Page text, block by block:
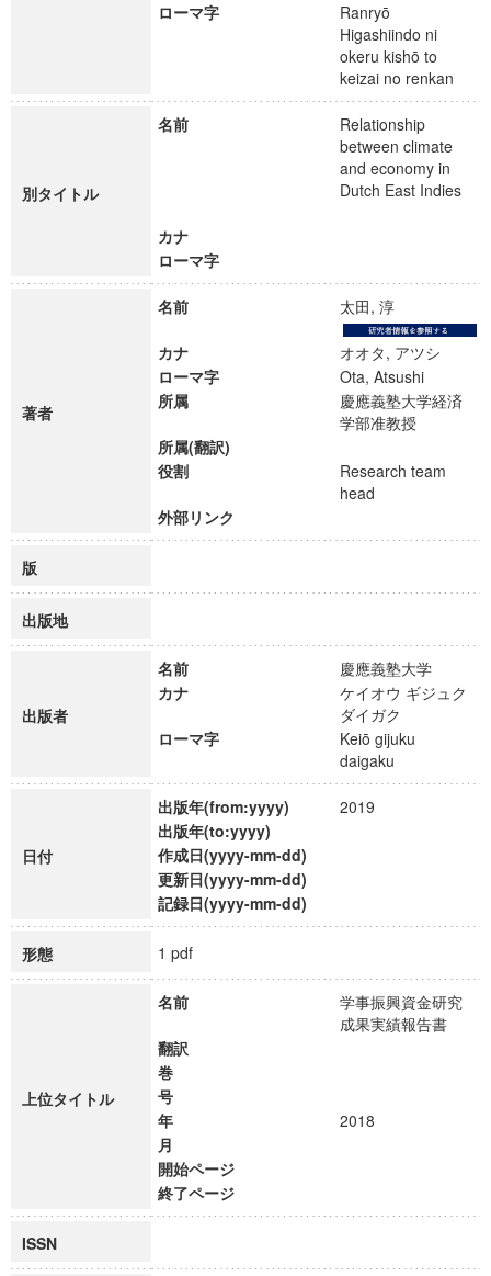
ローマ字
Ranryō
Higashiindo ni
okeru kishō to
keizai no renkan
別タイトル
名前
Relationship
between climate
and economy in
Dutch East Indies
カナ
ローマ字
著者
名前 太田, 淳
カナ
オオタ, アツシ
ローマ字
Ota, Atsushi
所属
慶應義塾大学経済
学部准教授
所属(翻訳)
役割
Research team
head
外部リンク
版
出版地
出版者
名前
慶應義塾大学
カナ
ケイオウ ギジュク
ダイガク
ローマ字
Keiō gijuku
daigaku
日付
出版年(from:yyyy)
2019
出版年(to:yyyy)
作成日(yyyy-mm-dd)
更新日(yyyy-mm-dd)
記録日(yyyy-mm-dd)
形態 1 pdf
上位タイトル
名前
学事振興資金研究
成果実績報告書
翻訳
巻
号
年
2018
月
開始ページ
終了ページ
ISSN